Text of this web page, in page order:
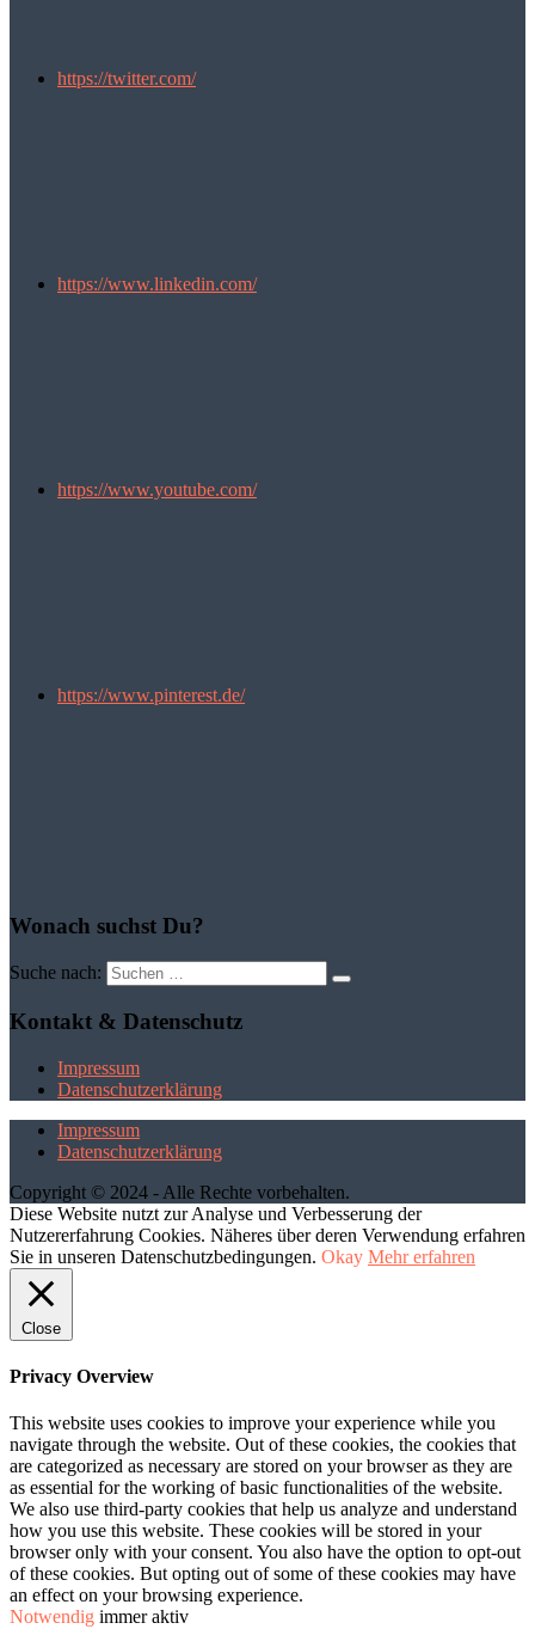
https://twitter.com/
https://www.linkedin.com/
https://www.youtube.com/
https://www.pinterest.de/
Wonach suchst Du?
Suche nach:
Kontakt & Datenschutz
Impressum
Datenschutzerklärung
Impressum
Datenschutzerklärung
Copyright © 2024 - Alle Rechte vorbehalten.
Diese Website nutzt zur Analyse und Verbesserung der
Nutzererfahrung Cookies. Näheres über deren Verwendung erfahren
Sie in unseren Datenschutzbedingungen. Okay Mehr erfahren
Close
Privacy Overview
This website uses cookies to improve your experience while you
navigate through the website. Out of these cookies, the cookies that
are categorized as necessary are stored on your browser as they are
as essential for the working of basic functionalities of the website.
We also use third-party cookies that help us analyze and understand
how you use this website. These cookies will be stored in your
browser only with your consent. You also have the option to opt-out
of these cookies. But opting out of some of these cookies may have
an effect on your browsing experience.
Notwendig immer aktiv